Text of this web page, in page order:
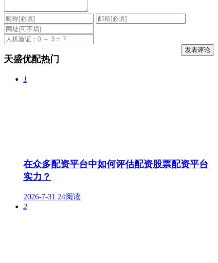
天盛优配热门
1
在众多配资平台中如何评估配资股票配资平台
实力？
2026-7-31 24阅读
2